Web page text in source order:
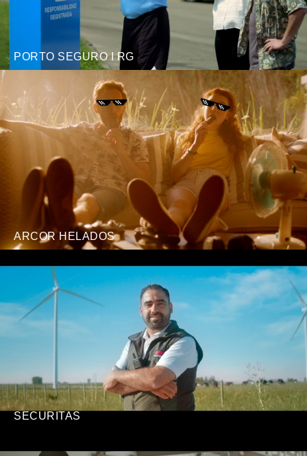
PORTO SEGURO I RG
ARCOR HELADOS
SECURITAS